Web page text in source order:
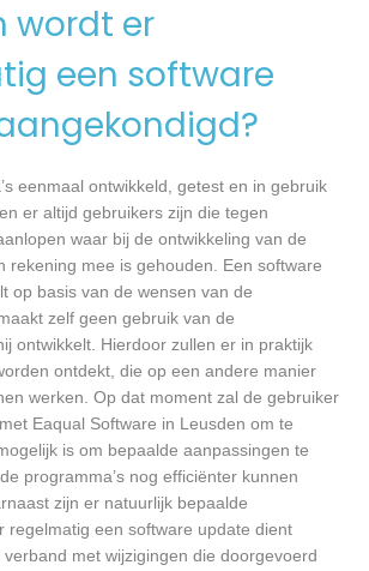
wordt er
een software
eenmaal ontwikkeld, getest en in gebruik
er altijd gebruikers zijn die tegen
waar bij de ontwikkeling van de
rekening mee is gehouden. Een software
op basis van de wensen van de
zelf geen gebruik van de
ontwikkelt. Hierdoor zullen er in praktijk
ontdekt, die op een andere manier
werken. Op dat moment zal de gebruiker
Eaqual Software in Leusden om te
is om bepaalde aanpassingen te
programma’s nog efficiënter kunnen
zijn er natuurlijk bepaalde
regelmatig een software update dient
met wijzigingen die doorgevoerd